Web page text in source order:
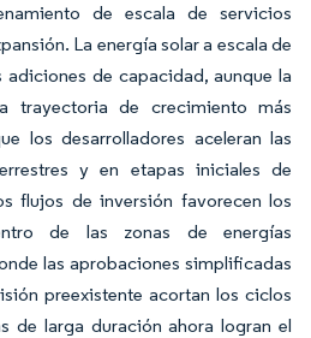
de escala de servicios
La energía solar a escala de
de capacidad, aunque la
trayectoria de crecimiento más
los desarrolladores aceleran las
y en etapas iniciales de
flujos de inversión favorecen los
de las zonas de energías
las aprobaciones simplificadas
preexistente acortan los ciclos
de larga duración ahora logran el